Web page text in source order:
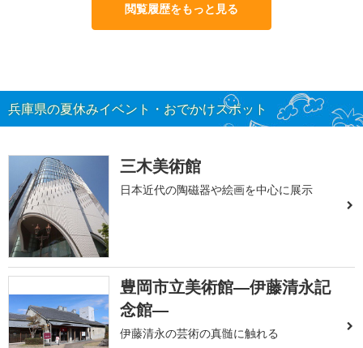
閲覧履歴をもっと見る
兵庫県の夏休みイベント・おでかけスポット
三木美術館
日本近代の陶磁器や絵画を中心に展示
豊岡市立美術館―伊藤清永記
念館―
伊藤清永の芸術の真髄に触れる